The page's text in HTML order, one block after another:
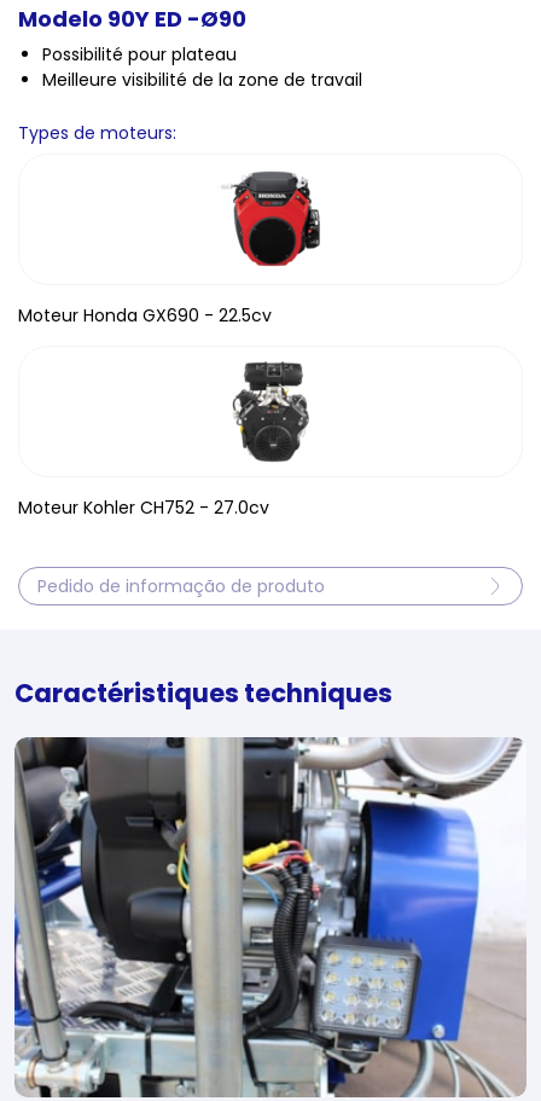
Modelo 90Y ED -Ø90
Possibilité pour plateau
Meilleure visibilité de la zone de travail
Types de moteurs:
Moteur Honda GX690 - 22.5cv
Moteur Kohler CH752 - 27.0cv
Pedido de informação de produto
Caractéristiques techniques